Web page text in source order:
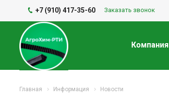
+7 (910) 417-35-60 Заказать звонок
Компания
Главная Информация Новости